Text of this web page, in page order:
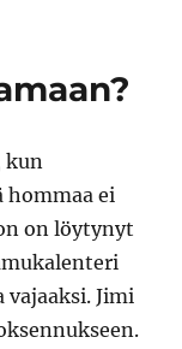
kun
ei
on löytynyt
Jimi